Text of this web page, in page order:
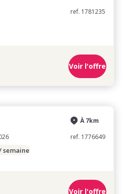
ref. 1781235
Voir l'offre
À 7km
ref. 1776649
semaine
Voir l'offre